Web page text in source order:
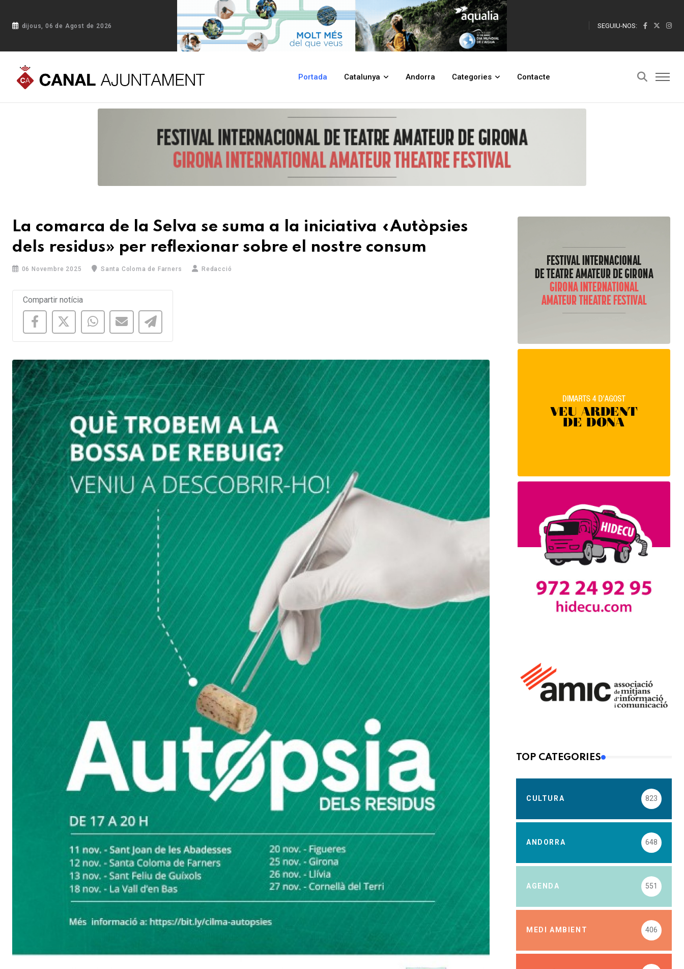
dijous, 06 de Agost de 2026 SEGUIU-NOS:
Portada Catalunya Andorra Categories Contacte
Portada Blog La comarca de la Selva se suma a la iniciativa «Autòpsies dels residus» per reflexionar sobre el nostre consum
La comarca de la Selva se suma a la iniciativa «Autòpsies
dels residus» per reflexionar sobre el nostre consum
06 Novembre 2025 Santa Coloma de Farners Redacció
Compartir notícia
TOP CATEGORIES
CULTURA 823
ANDORRA 648
AGENDA 551
MEDI AMBIENT 406